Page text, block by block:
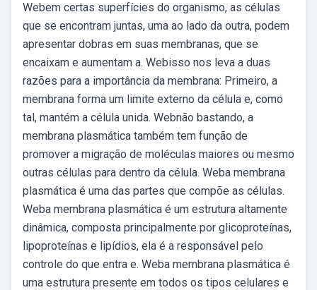
Webem certas superfícies do organismo, as células
que se encontram juntas, uma ao lado da outra, podem
apresentar dobras em suas membranas, que se
encaixam e aumentam a. Webisso nos leva a duas
razões para a importância da membrana: Primeiro, a
membrana forma um limite externo da célula e, como
tal, mantém a célula unida. Webnão bastando, a
membrana plasmática também tem função de
promover a migração de moléculas maiores ou mesmo
outras células para dentro da célula. Weba membrana
plasmática é uma das partes que compõe as células.
Weba membrana plasmática é um estrutura altamente
dinâmica, composta principalmente por glicoproteínas,
lipoproteínas e lipídios, ela é a responsável pelo
controle do que entra e. Weba membrana plasmática é
uma estrutura presente em todos os tipos celulares e